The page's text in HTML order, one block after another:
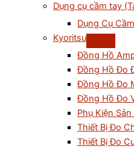
Dụng cụ cầm tay
Dụng Cụ
Kyoritsu
Đồng Hồ
Đồng Hồ Đo
Đồng Hồ Đo
Đồng Hồ Đo
Phụ Kiện Sản
Thiết Bị Đo
Thiết Bị Đo